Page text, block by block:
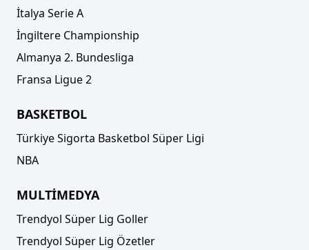
İtalya Serie A
İngiltere Championship
Almanya 2. Bundesliga
Fransa Ligue 2
BASKETBOL
Türkiye Sigorta Basketbol Süper Ligi
NBA
MULTİMEDYA
Trendyol Süper Lig Goller
Trendyol Süper Lig Özetler